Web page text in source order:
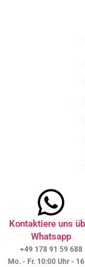
Kontaktiere uns
Whatsapp
+49 178 91 59 688
Mo. - Fr. 10:00 Uhr -